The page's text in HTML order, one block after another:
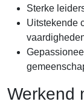
Sterke
Uitstekende
Werkend